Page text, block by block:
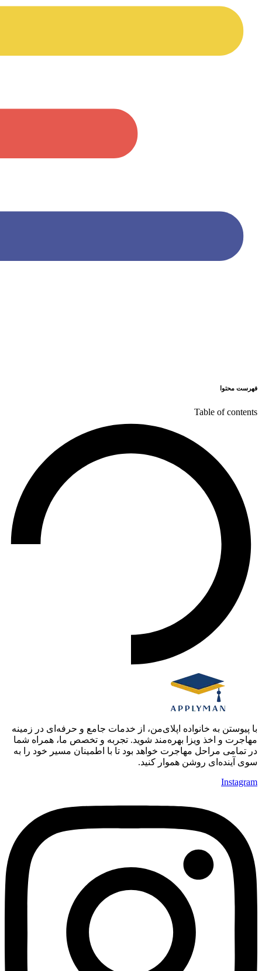
فهرست محتوا
Table of contents
با پیوستن به خانواده اپلای‌من، از خدمات جامع و حرفه‌ای در زمینه
مهاجرت و اخذ ویزا بهره‌مند شوید. تجربه و تخصص ما، همراه شما
در تمامی مراحل مهاجرت خواهد بود تا با اطمینان مسیر خود را به
سوی آینده‌ای روشن هموار کنید.
Instagram